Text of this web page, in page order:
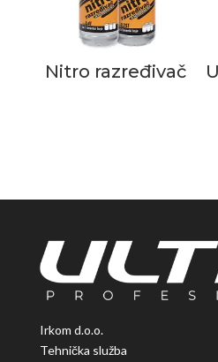
Nitro razređivač
Irkom d.o.o.
Tehnička služba